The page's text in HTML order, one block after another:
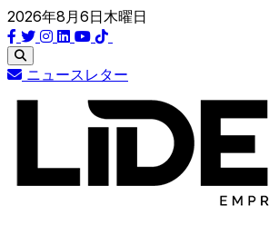
2026年8月6日木曜日
ニュースレター